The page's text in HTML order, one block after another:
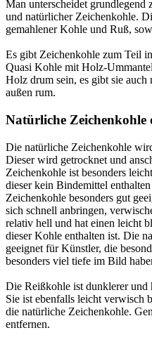
Man unterscheidet
und natürlicher Zeichenkohle.
gemahlener Kohle und Ruß,
Es gibt Zeichenkohle zum Teil
Quasi Kohle mit Holz-
Holz drum sein, es gibt sie
außen rum.
Natürliche Zeichenkohle
Die natürliche Zeichenkohle
Dieser wird getrocknet und
Zeichenkohle ist besonders
dieser kein Bindemittel
Zeichenkohle besonders gut
sich schnell anbringen,
relativ hell und hat einen leicht
dieser Kohle enthalten ist. Die
geeignet für Künstler, die
besonders viel tiefe im Bild
Die Reißkohle ist dunklerer und
Sie ist ebenfalls leicht verwisch
die natürliche Zeichenkohle.
entfernen.